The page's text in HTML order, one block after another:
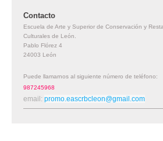
Contacto
Escuela de Arte y Superior de Conservación y
Culturales de León.
Pablo Flórez 4
24003 León
Puede llamarnos al siguiente número de teléfono:
987245968
email: promo.eascrbcleon@gmail.com